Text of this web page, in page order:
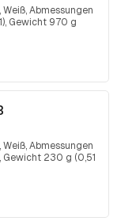
Abmessungen
Gewicht 970 g
SBP-
unterstützt
Abmessungen
Gewicht 230 g (0,51
SBP-